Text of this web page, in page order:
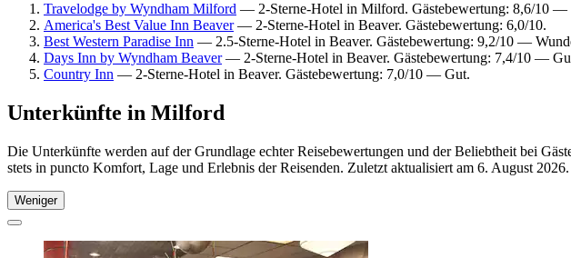
Travelodge by Wyndham Milford — 2-Sterne-Hotel in Milford. Gästebewertung: 8,6/10 —
America's Best Value Inn Beaver— 2-Sterne-Hotel in Beaver. Gästebewertung: 6,0/10.
Best Western Paradise Inn — 2.5-Sterne-Hotel in Beaver. Gästebewertung: 9,2/10 —
Days Inn by Wyndham Beaver— 2-Sterne-Hotel in Beaver. Gästebewertung: 7,4/10 —
Country Inn — 2-Sterne-Hotel in Beaver. Gästebewertung: 7,0/10 — Gut.
Unterkünfte in Milford
Die Unterkünfte werden auf der Grundlage echter Reisebewertungen und der Beliebtheit bei
stets in puncto Komfort, Lage und Erlebnis der Reisenden. Zuletzt aktualisiert am 6. August 2026.
Weniger